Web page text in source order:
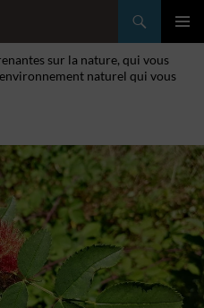
sur la nature, qui vous
naturel qui vous